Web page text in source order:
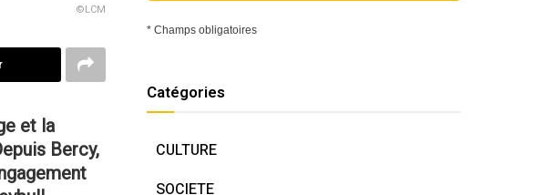
©LCM
et la
Bercy,
* Champs obligatoires
Catégories
CULTURE
SOCIETE